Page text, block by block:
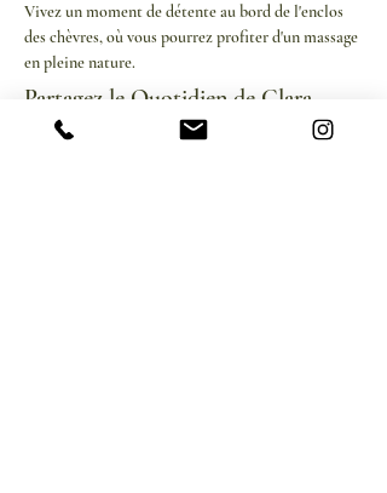
Vivez un moment de détente au bord de l'enclos
des chèvres, où vous pourrez profiter d'un massage
en pleine nature.
Partagez le Quotidien de Clara
Découvrez le processus de production du